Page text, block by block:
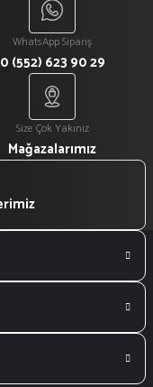
WhatsApp Sipariş
0 (552) 623 90 29
Size Çok Yakınız
Mağazalarımız